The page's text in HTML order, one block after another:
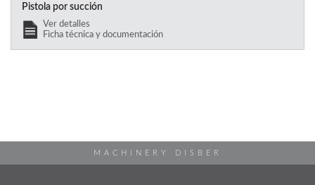
Pistola por succión
Ver detalles
Ficha técnica y documentación
MACHINERY DISBER